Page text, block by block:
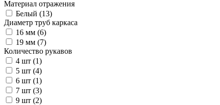
Материал отражения
Белый (13)
Диаметр труб каркаса
16 мм (6)
19 мм (7)
Количество рукавов
4 шт (1)
5 шт (4)
6 шт (1)
7 шт (3)
9 шт (2)